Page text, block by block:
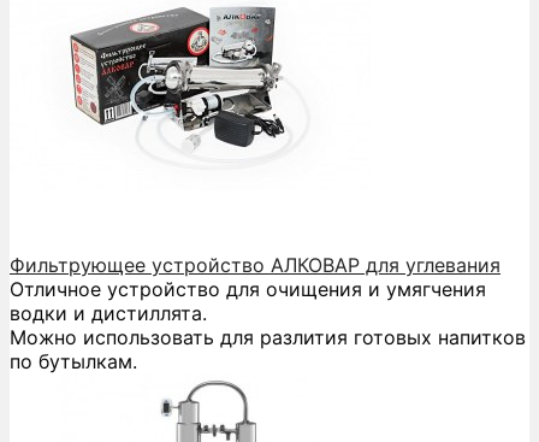
Фильтрующее устройство АЛКОВАР для углевания
Отличное устройство для очищения и умягчения
водки и дистиллята.
Можно использовать для разлития готовых напитков
по бутылкам.